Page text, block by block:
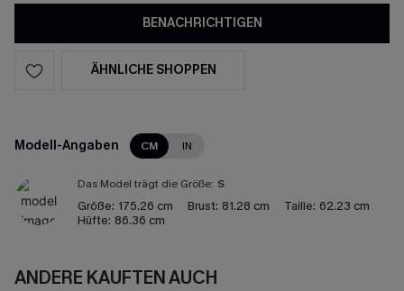
BENACHRICHTIGEN
ÄHNLICHE SHOPPEN
Modell-Angaben CM IN
Das Model trägt die Größe: S
Größe: 175.26 cm Brust: 81.28 cm Taille: 62.23 cm
Hüfte: 86.36 cm
ANDERE KAUFTEN AUCH